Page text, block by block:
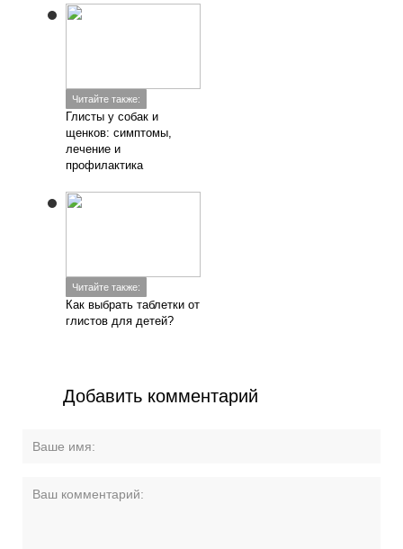
Читайте также:
Глисты у собак и
щенков: симптомы,
лечение и
профилактика
Читайте также:
Как выбрать таблетки от
глистов для детей?
Добавить комментарий